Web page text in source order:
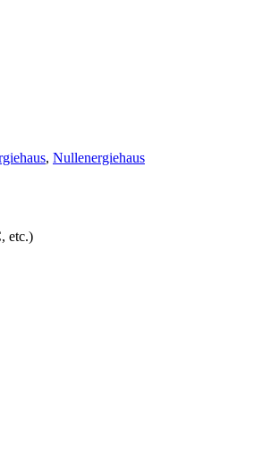
, Nullenergiehaus
etc.)